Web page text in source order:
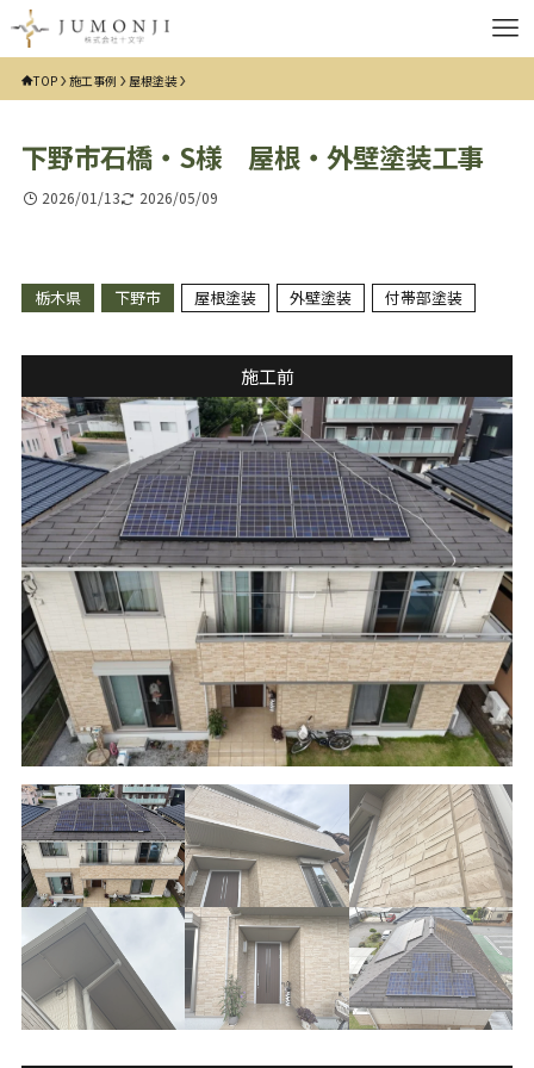
TOP 施工事例 屋根塗装
下野市石橋・S様 屋根・外壁塗装工事
2026/01/13 2026/05/09
栃木県 下野市 屋根塗装 外壁塗装 付帯部塗装
施工前